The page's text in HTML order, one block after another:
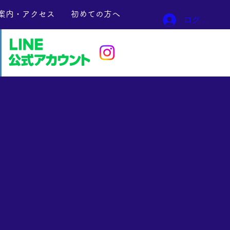
内・アクセス 初めての方へ
ログイン